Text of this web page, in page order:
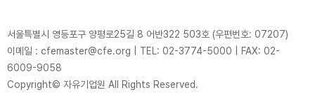
서울특별시 영등포구 양평로25길 8 어반322 503호 (우편번호: 07207)
이메일 : cfemaster@cfe.org
TEL: 02-3774-5000
FAX: 02-
6009-9058
Copyright© 자유기업원 All Rights Reserved.